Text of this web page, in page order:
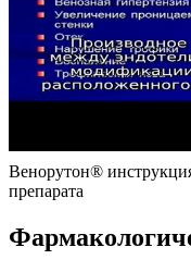
Венорутон®
препарата